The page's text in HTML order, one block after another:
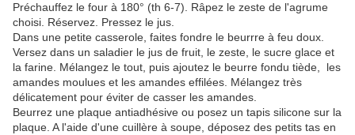
Préchauffez le four à 180° (th 6-7). Râpez le zeste de l'agrume
choisi. Réservez. Pressez le jus.
Dans une petite casserole, faites fondre le beurrre à feu doux.
Versez dans un saladier le jus de fruit, le zeste, le sucre glace et
la farine. Mélangez le tout, puis ajoutez le beurre fondu tiède, les
amandes moulues et les amandes effilées. Mélangez très
délicatement pour éviter de casser les amandes.
Beurrez une plaque antiadhésive ou posez un tapis silicone sur la
plaque. A l'aide d'une cuillère à soupe, déposez des petits tas en